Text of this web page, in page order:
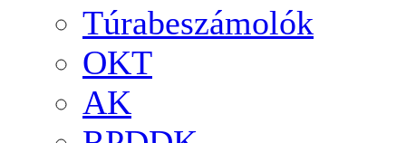
Túrabeszámolók
OKT
AK